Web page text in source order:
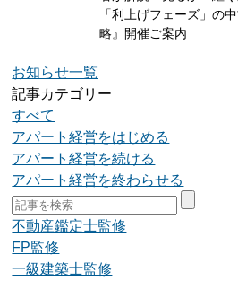
「利上げフェーズ」の
略』開催ご案内
お知らせ一覧
記事カテゴリー
すべて
アパート経営をはじめる
アパート経営を続ける
アパート経営を終わらせる
不動産鑑定士監修
FP監修
一級建築士監修